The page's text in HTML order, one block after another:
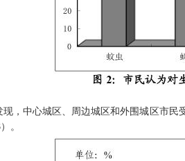
，中心城区、周边城区和外围城区市
。